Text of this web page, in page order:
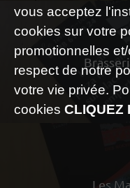
Les
vous acceptez
cookies sur votre
promotionnelles
respect de notre
votre vie privée.
cookies CLIQUEZ